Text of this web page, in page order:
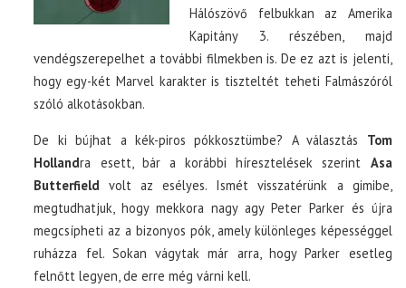
Hálószövő felbukkan az Amerika
Kapitány 3. részében, majd
vendégszerepelhet a további filmekben is. De ez azt is jelenti,
hogy egy-két Marvel karakter is tiszteltét teheti Falmászóról
szóló alkotásokban.
De ki bújhat a kék-piros pókkosztümbe? A választás Tom
Hollandra esett, bár a korábbi híresztelések szerint Asa
Butterfield volt az esélyes. Ismét visszatérünk a gimibe,
megtudhatjuk, hogy mekkora nagy agy Peter Parker és újra
megcsípheti az a bizonyos pók, amely különleges képességgel
ruházza fel. Sokan vágytak már arra, hogy Parker esetleg
felnőtt legyen, de erre még várni kell.